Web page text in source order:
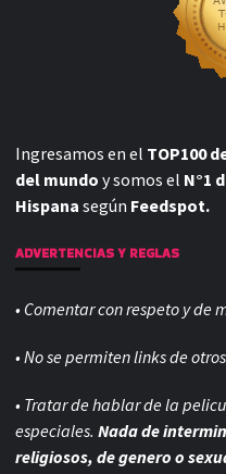
Ingresamos en el TOP100
del mundo y somos el N°1
Hispana según Feedspot.
ADVERTENCIAS Y REGLAS
• Comentar con respeto y de
• No se permiten links de
• Tratar de hablar de la
especiales. Nada de
religiosos, de genero o